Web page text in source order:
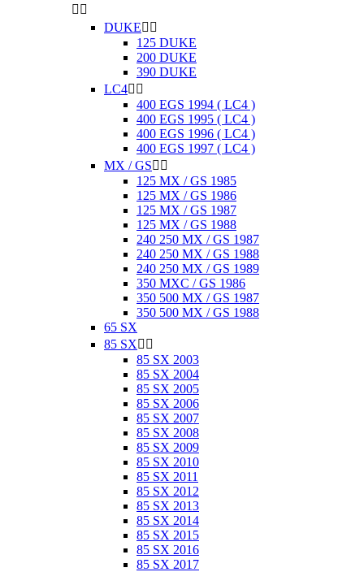
 
DUKE 
125 DUKE
200 DUKE
390 DUKE
LC4 
400 EGS 1994 ( LC4 )
400 EGS 1995 ( LC4 )
400 EGS 1996 ( LC4 )
400 EGS 1997 ( LC4 )
MX / GS 
125 MX / GS 1985
125 MX / GS 1986
125 MX / GS 1987
125 MX / GS 1988
240 250 MX / GS 1987
240 250 MX / GS 1988
240 250 MX / GS 1989
350 MXC / GS 1986
350 500 MX / GS 1987
350 500 MX / GS 1988
65 SX
85 SX 
85 SX 2003
85 SX 2004
85 SX 2005
85 SX 2006
85 SX 2007
85 SX 2008
85 SX 2009
85 SX 2010
85 SX 2011
85 SX 2012
85 SX 2013
85 SX 2014
85 SX 2015
85 SX 2016
85 SX 2017